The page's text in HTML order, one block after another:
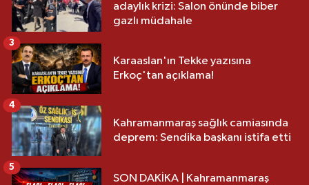
adaylık krizi: Salon önünde biber
gazlı müdahale
Karaaslan'ın Tekke yazısına
Erkoç'tan açıklama!
3
Kahramanmaraş sağlık camiasında
deprem: Sendika başkanı istifa etti
4
SON DAKİKA | Kahramanmaraş
5